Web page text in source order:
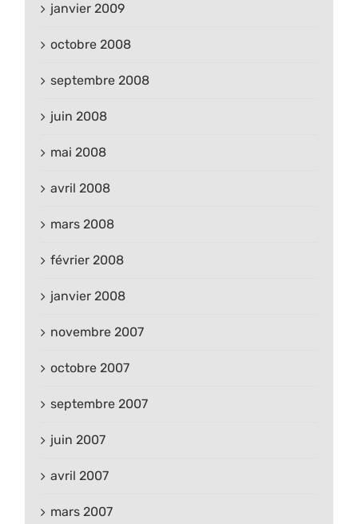
janvier 2009
octobre 2008
septembre 2008
juin 2008
mai 2008
avril 2008
mars 2008
février 2008
janvier 2008
novembre 2007
octobre 2007
septembre 2007
juin 2007
avril 2007
mars 2007